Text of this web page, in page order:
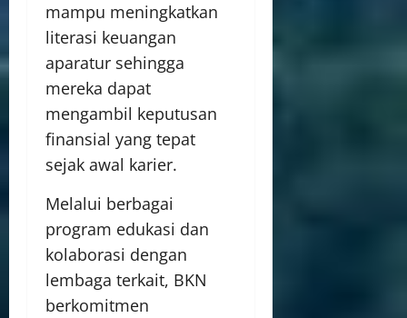
mampu meningkatkan
literasi keuangan
aparatur sehingga
mereka dapat
mengambil keputusan
finansial yang tepat
sejak awal karier.
Melalui berbagai
program edukasi dan
kolaborasi dengan
lembaga terkait, BKN
berkomitmen